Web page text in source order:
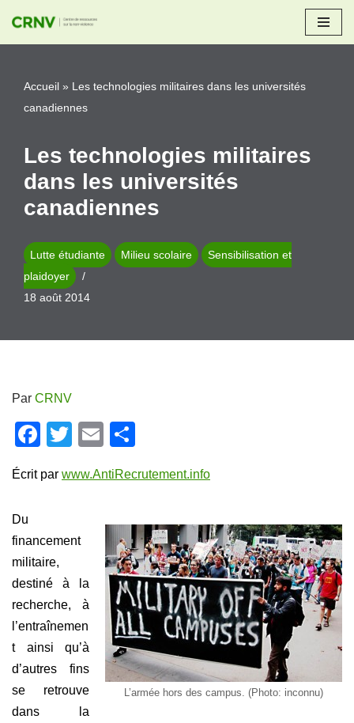
Aller
contenu
Accueil » Les technologies militaires dans les universités
canadiennes
Les technologies militaires
dans les universités
canadiennes
Lutte étudiante Milieu scolaire
Sensibilisation et
plaidoyer
18 août 2014
Par CRNV
F
c
b
o
o
k
T
tt
E
ail ta
er
Écrit par www.AntiRecrutement.info
L’armée hors des campus. (Photo: inconnu)
Du
financement
militaire,
destiné à la
recherche, à
l’entraînemen
t ainsi qu’à
d’autres fins
se retrouve
dans la